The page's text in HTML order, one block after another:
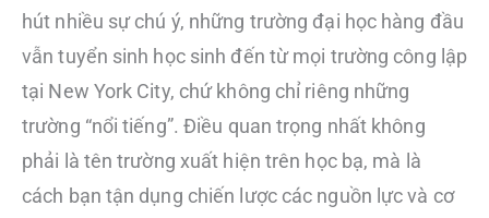
hút nhiều sự chú ý, những trường đại học hàng đầu
vẫn tuyển sinh học sinh đến từ mọi trường công lập
tại New York City, chứ không chỉ riêng những
trường “nổi tiếng”. Điều quan trọng nhất không
phải là tên trường xuất hiện trên học bạ, mà là
cách bạn tận dụng chiến lược các nguồn lực và cơ